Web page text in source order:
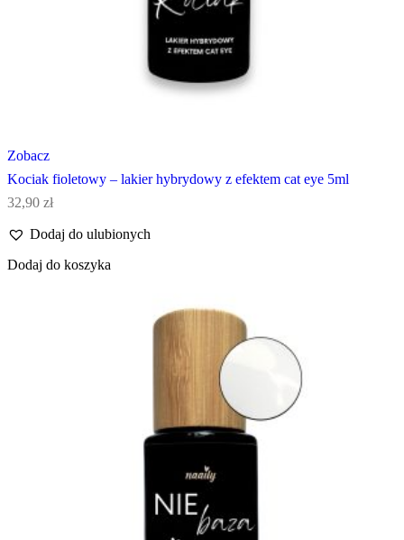
Zobacz
Kociak fioletowy – lakier hybrydowy z efektem cat eye 5ml
32,90 zł
Dodaj do ulubionych
Dodaj do koszyka